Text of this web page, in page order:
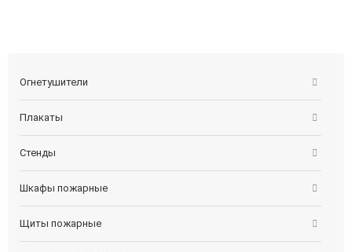
Огнетушители
Плакаты
Стенды
Шкафы пожарные
Щиты пожарные